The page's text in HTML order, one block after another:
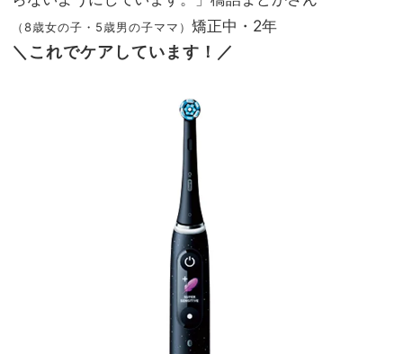
（8歳女の子・5歳男の子ママ） 矯正中・2年
＼これでケアしています！／